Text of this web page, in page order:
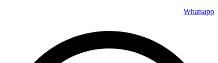
Whatsapp